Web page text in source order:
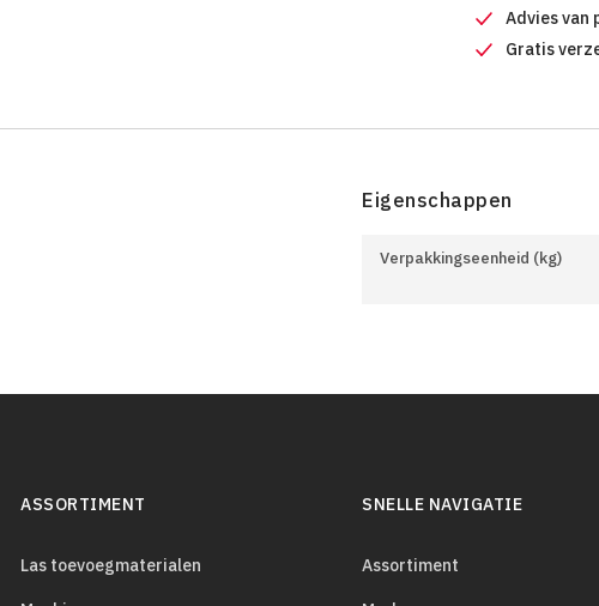
Advies van
Gratis
Eigenschappen
Verpakkingseenheid (kg)
ASSORTIMENT
Las toevoegmaterialen
SNELLE NAVIGATIE
Assortiment